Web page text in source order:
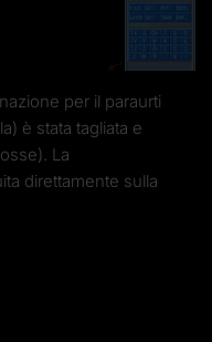
per il paraurti
è stata tagliata e
La
direttamente sulla